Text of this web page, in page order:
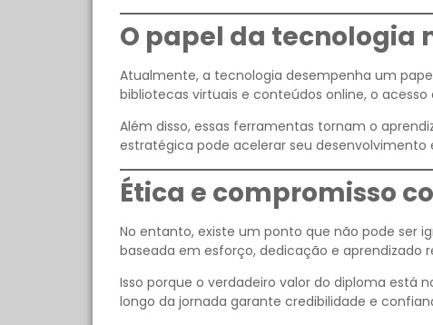
O papel da tecnologia
Atualmente, a tecnologia desempenha um
bibliotecas virtuais e conteúdos online, o
Além disso, essas ferramentas tornam o
estratégica pode acelerar seu
Ética e compromisso
No entanto, existe um ponto que não pode ser
baseada em esforço, dedicação e aprendizado
Isso porque o verdadeiro valor do diploma está
longo da jornada garante credibilidade e